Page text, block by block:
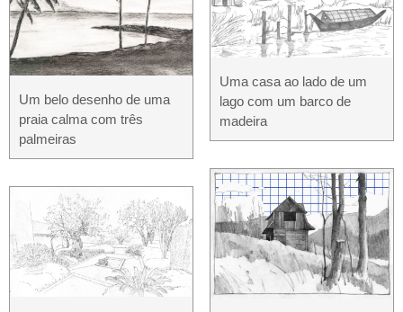
Um belo desenho de uma
praia calma com três
palmeiras
Uma casa ao lado de um
lago com um barco de
madeira